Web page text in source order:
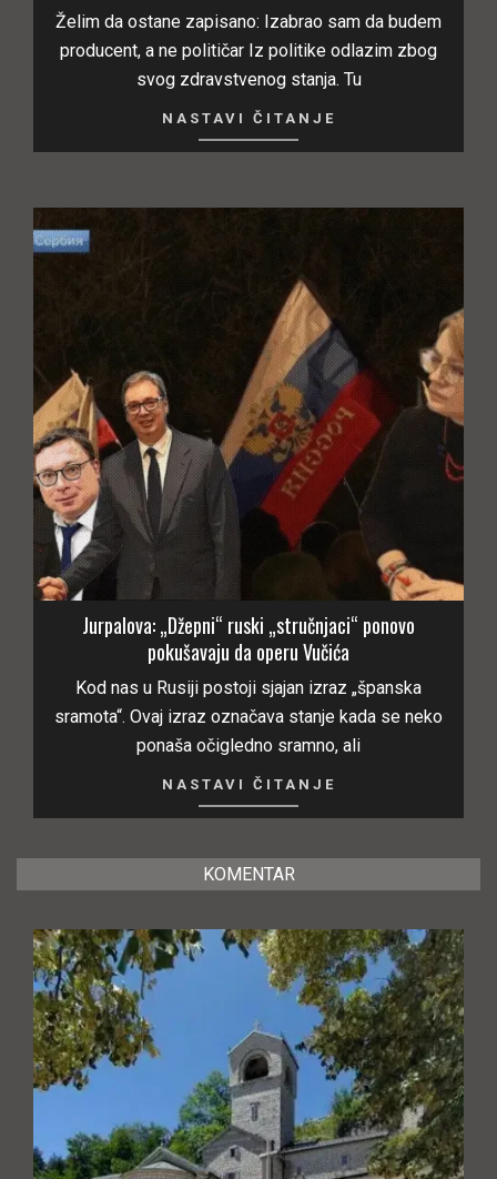
Želim da ostane zapisano: Izabrao sam da budem
producent, a ne političar Iz politike odlazim zbog
svog zdravstvenog stanja. Tu
NASTAVI ČITANJE
Jurpalova: „Džepni“ ruski „stručnjaci“ ponovo
pokušavaju da operu Vučića
Kod nas u Rusiji postoji sjajan izraz „španska
sramota“. Ovaj izraz označava stanje kada se neko
ponaša očigledno sramno, ali
NASTAVI ČITANJE
KOMENTAR